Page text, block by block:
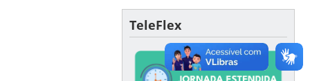
TeleFlex